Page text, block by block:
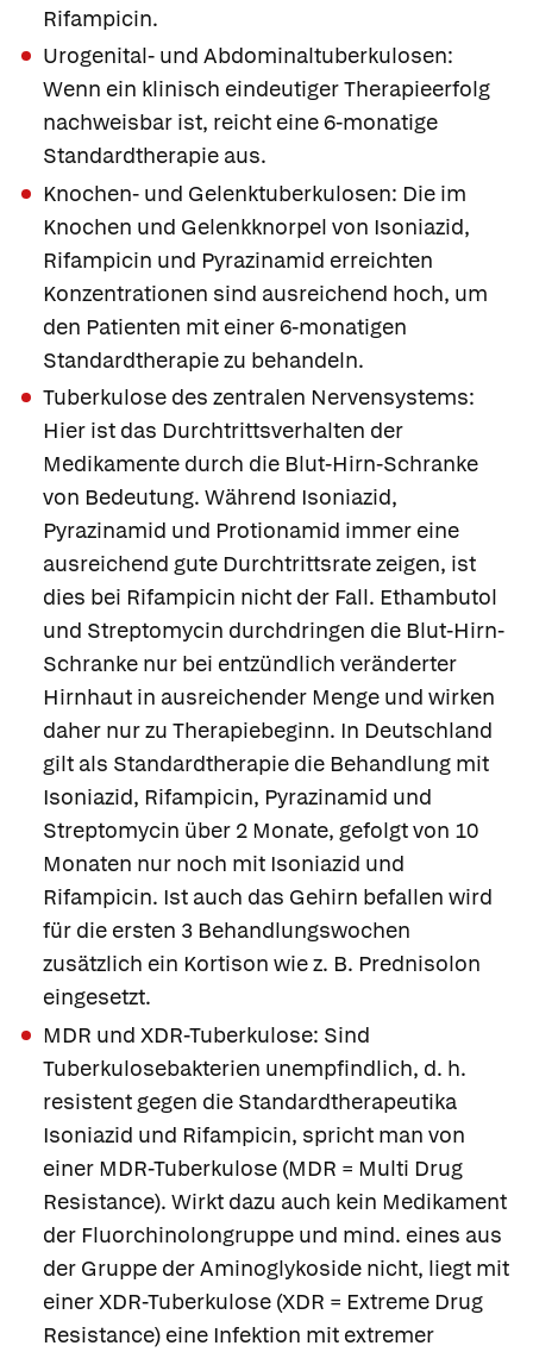
Rifampicin.
Urogenital- und Abdominaltuberkulosen:
Wenn ein klinisch eindeutiger Therapieerfolg
nachweisbar ist, reicht eine 6-monatige
Standardtherapie aus.
Knochen- und Gelenktuberkulosen: Die im
Knochen und Gelenkknorpel von Isoniazid,
Rifampicin und Pyrazinamid erreichten
Konzentrationen sind ausreichend hoch, um
den Patienten mit einer 6-monatigen
Standardtherapie zu behandeln.
Tuberkulose des zentralen Nervensystems:
Hier ist das Durchtrittsverhalten der
Medikamente durch die Blut-Hirn-Schranke
von Bedeutung. Während Isoniazid,
Pyrazinamid und Protionamid immer eine
ausreichend gute Durchtrittsrate zeigen, ist
dies bei Rifampicin nicht der Fall. Ethambutol
und Streptomycin durchdringen die Blut-Hirn-
Schranke nur bei entzündlich veränderter
Hirnhaut in ausreichender Menge und wirken
daher nur zu Therapiebeginn. In Deutschland
gilt als Standardtherapie die Behandlung mit
Isoniazid, Rifampicin, Pyrazinamid und
Streptomycin über 2 Monate, gefolgt von 10
Monaten nur noch mit Isoniazid und
Rifampicin. Ist auch das Gehirn befallen wird
für die ersten 3 Behandlungswochen
zusätzlich ein Kortison wie z. B. Prednisolon
eingesetzt.
MDR und XDR-Tuberkulose: Sind
Tuberkulosebakterien unempfindlich, d. h.
resistent gegen die Standardtherapeutika
Isoniazid und Rifampicin, spricht man von
einer MDR-Tuberkulose (MDR = Multi Drug
Resistance). Wirkt dazu auch kein Medikament
der Fluorchinolongruppe und mind. eines aus
der Gruppe der Aminoglykoside nicht, liegt mit
einer XDR-Tuberkulose (XDR = Extreme Drug
Resistance) eine Infektion mit extremer